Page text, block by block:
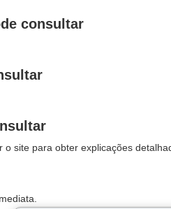
consultar
o site para obter explicações